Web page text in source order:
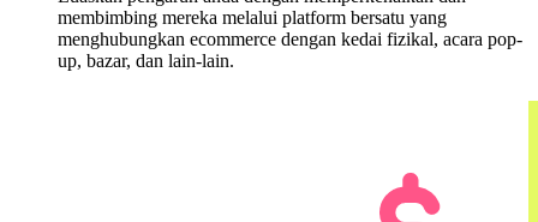
membimbing mereka melalui platform bersatu yang
menghubungkan ecommerce dengan kedai fizikal, acara pop-
up, bazar, dan lain-lain.